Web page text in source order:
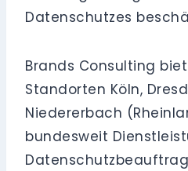
Datenschutzes
Brands Consulting
Standorten Köln,
Niedererbach
bundesweit